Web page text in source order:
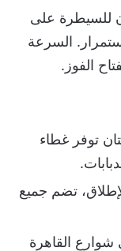
للسيطرة على
السرعة
الفوز.
توفر غطاء
تضم جميع
القاهرة